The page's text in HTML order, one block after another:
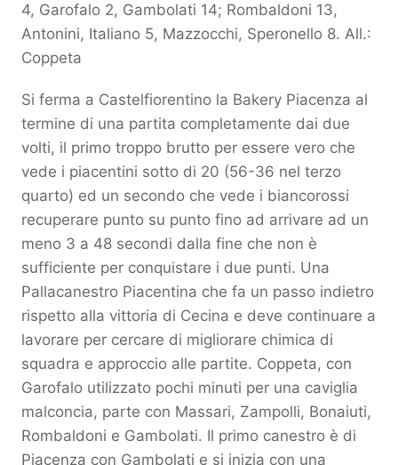
4, Garofalo 2, Gambolati 14; Rombaldoni 13,
Antonini, Italiano 5, Mazzocchi, Speronello 8. All.:
Coppeta
Si ferma a Castelfiorentino la Bakery Piacenza al
termine di una partita completamente dai due
volti, il primo troppo brutto per essere vero che
vede i piacentini sotto di 20 (56-36 nel terzo
quarto) ed un secondo che vede i biancorossi
recuperare punto su punto fino ad arrivare ad un
meno 3 a 48 secondi dalla fine che non è
sufficiente per conquistare i due punti. Una
Pallacanestro Piacentina che fa un passo indietro
rispetto alla vittoria di Cecina e deve continuare a
lavorare per cercare di migliorare chimica di
squadra e approccio alle partite. Coppeta, con
Garofalo utilizzato pochi minuti per una caviglia
malconcia, parte con Massari, Zampolli, Bonaiuti,
Rombaldoni e Gambolati. Il primo canestro è di
Piacenza con Gambolati e si inizia con una